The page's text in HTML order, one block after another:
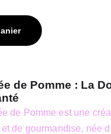
de Pomme : La
de Pomme est une
de gourmandise, née